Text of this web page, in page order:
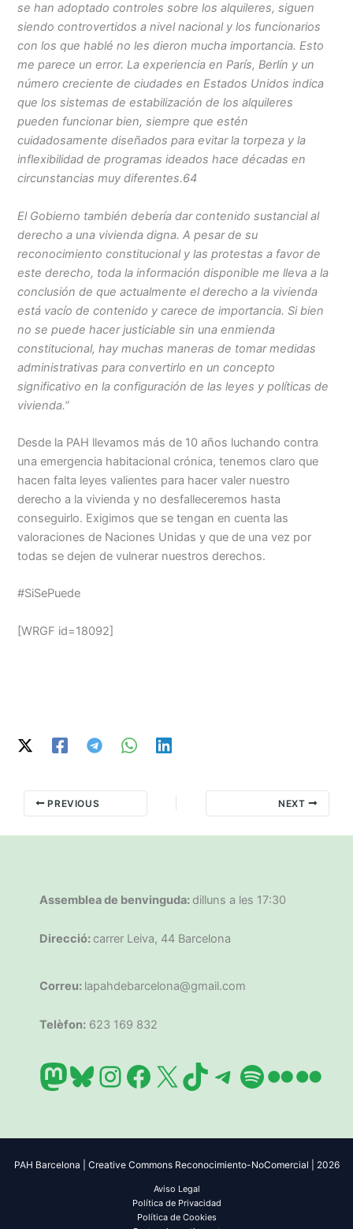
se han adoptado controles sobre los alquileres, siguen
siendo controvertidos a nivel nacional y los funcionarios
con los que hablé no les dieron mucha importancia. Esto
me parece un error. La experiencia en París, Berlín y un
número creciente de ciudades en Estados Unidos indica
que los sistemas de estabilización de los alquileres
pueden funcionar bien, siempre que estén
cuidadosamente diseñados para evitar la torpeza y la
inflexibilidad de programas ideados hace décadas en
circunstancias muy diferentes.64
El Gobierno también debería dar contenido sustancial al
derecho a una vivienda digna. A pesar de su
reconocimiento constitucional y las protestas a favor de
este derecho, toda la información disponible me lleva a la
conclusión de que actualmente el derecho a la vivienda
está vacío de contenido y carece de importancia. Si bien
no se puede hacer justiciable sin una enmienda
constitucional, hay muchas maneras de tomar medidas
administrativas para convertirlo en un concepto
significativo en la configuración de las leyes y políticas de
vivienda.”
Desde la PAH llevamos más de 10 años luchando contra
una emergencia habitacional crónica, tenemos claro que
hacen falta leyes valientes para hacer valer nuestro
derecho a la vivienda y no desfalleceremos hasta
conseguirlo. Exigimos que se tengan en cuenta las
valoraciones de Naciones Unidas y que de una vez por
todas se dejen de vulnerar nuestros derechos.
#SiSePuede
[WRGF id=18092]
PREVIOUS NEXT
Assemblea de benvinguda: dilluns a les 17:30
Direcció: carrer Leiva, 44 Barcelona
Correu: lapahdebarcelona@gmail.com
Telèfon: 623 169 832
Mastodon
Bluesky
Instagram
Facebook
X TikTok
Telegram
Spotify
Flickr
PAH Barcelona | Creative Commons Reconocimiento-NoComercial | 2026
Aviso Legal
Política de Privacidad
Política de Cookies